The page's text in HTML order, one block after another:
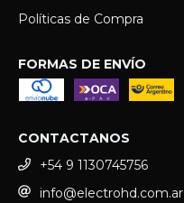
Políticas de Compra
FORMAS DE ENVÍO
CONTACTANOS
+54 9 1130745756
info@electrohd.com.ar